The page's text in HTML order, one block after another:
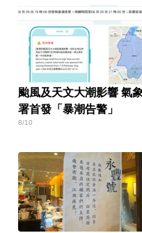
颱風及天文大潮影響 氣象
署首發「暴潮告警」
8/10